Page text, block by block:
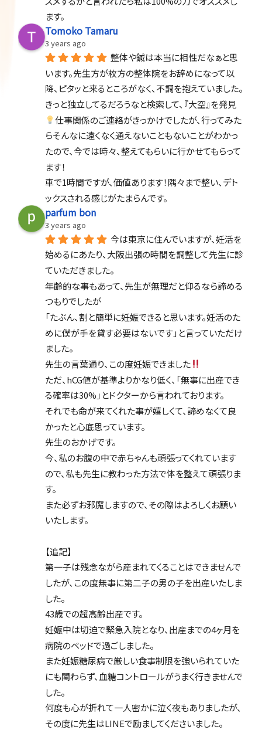
ます。
Tomoko Tamaru
3 years ago
整体や鍼は本当に相性だなぁと思
います。先生方が枚方の整体院をお辞めになって以
降、ピタッと来るところがなく、不調を抱えていました。
きっと独立してるだろうなと検索して、『大空』を発見
仕事関係のご連絡がきっかけでしたが、行ってみた
らそんなに遠くなく通えないこともないことがわかっ
たので、今では時々、整えてもらいに行かせてもらって
ます！
車で1時間ですが、価値あります！隅々まで整い、デト
ックスされる感じがたまらんです。
parfum bon
3 years ago
今は東京に住んでいますが、妊活を
始めるにあたり、大阪出張の時間を調整して先生に診
ていただきました。
年齢的な事もあって、先生が無理だと仰るなら諦める
つもりでしたが
「たぶん、割と簡単に妊娠できると思います。妊活のた
めに僕が手を貸す必要はないです」と言っていただけ
ました。
先生の言葉通り、この度妊娠できました
ただ、hCG値が基準よりかなり低く、「無事に出産でき
る確率は30%」とドクターから言われております。
それでも命が来てくれた事が嬉しくて、諦めなくて良
かったと心底思っています。
先生のおかげです。
今、私のお腹の中で赤ちゃんも頑張ってくれています
ので、私も先生に教わった方法で体を整えて頑張りま
す。
また必ずお邪魔しますので、その際はよろしくお願い
いたします。
【追記】
第一子は残念ながら産まれてくることはできませんで
したが、この度無事に第二子の男の子を出産いたしま
した。
43歳での超高齢出産です。
妊娠中は切迫で緊急入院となり、出産までの4ヶ月を
病院のベッドで過ごしました。
また妊娠糖尿病で厳しい食事制限を強いられていた
にも関わらず、血糖コントロールがうまく行きませんで
した。
何度も心が折れて一人密かに泣く夜もありましたが、
その度に先生はLINEで励ましてくださいました。